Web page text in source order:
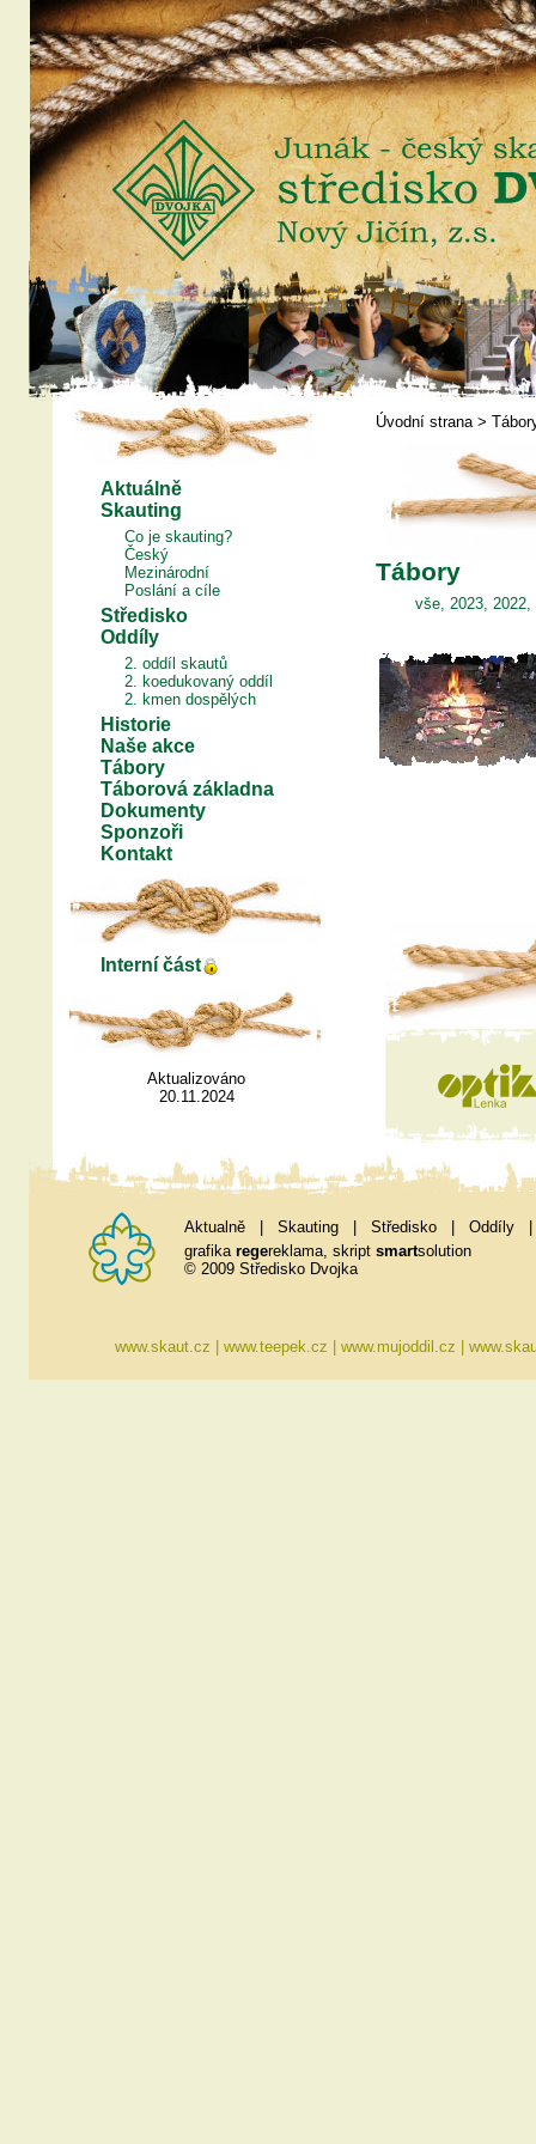
Aktuálně
Skauting
Co je skauting?
Český
Mezinárodní
Poslání a cíle
Středisko
Oddíly
2. oddíl skautů
2. koedukovaný oddíl
2. kmen dospělých
Historie
Naše akce
Tábory
Táborová základna
Dokumenty
Sponzoři
Kontakt
Interní část
Aktualizováno
20.11.2024
Úvodní strana>
Tábory
vše, 2023, 2022,
Aktualně | Skauting | Středisko | Oddíly
grafika regereklama , skript smartsolution
© 2009 Středisko Dvojka
www.skaut.cz | www.teepek.cz | www.mujoddil.cz |